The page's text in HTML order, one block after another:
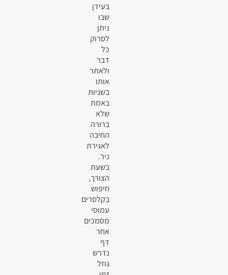
בעידן
שבו
ניתן
לסרוק
כל
דבר
ולאתר
אותו
בשניות
באמת
שלא
ברורה
החיבה
לאגירת
ניר.
בשעת
הצורך,
חיפוש
בקלסרים
עמוסי
מסמכים
אחר
דף
נדרש
גוזל